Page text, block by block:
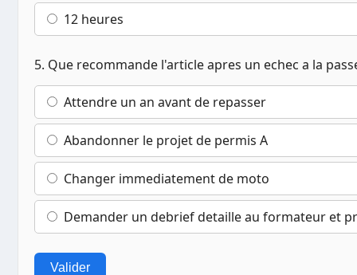
12 heures
5. Que recommande l'article apres un echec a la
Attendre un an avant de repasser
Abandonner le projet de permis A
Changer immediatement de moto
Demander un debrief detaille au formateur et
Valider